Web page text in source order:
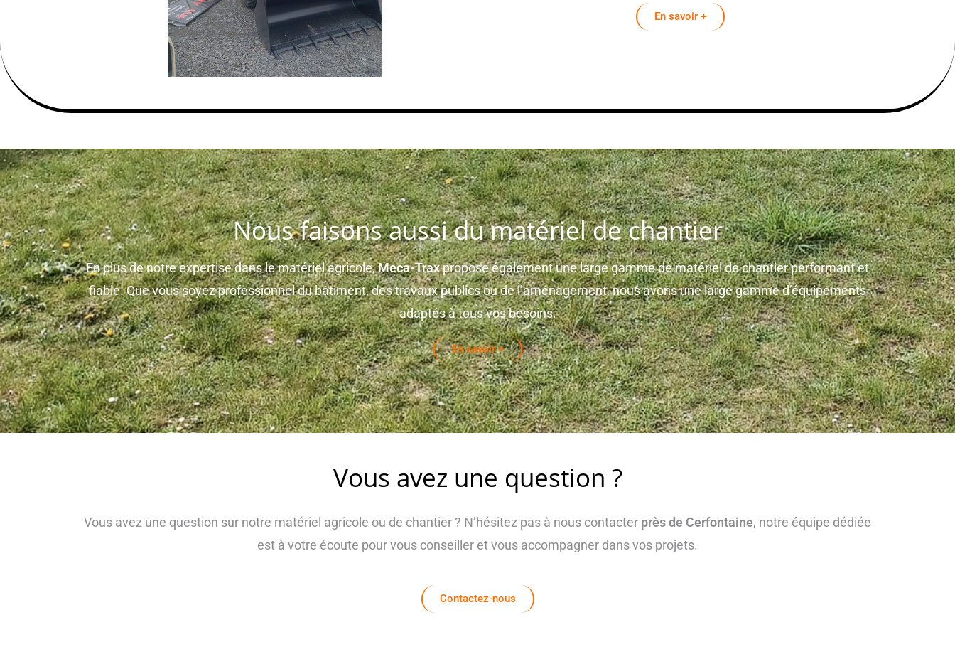
En savoir +
Nous faisons aussi du matériel de chantier
En plus de notre expertise dans le matériel agricole,Meca-Traxpropose également une large gamme de matériel de chantier performant et
fiable. Que vous soyez professionnel du bâtiment, des travaux publics ou de l’aménagement, nous avons une large gamme d’équipements
adaptés à tous vos besoins.
En savoir +
Vous avez une question ?
Vous avez une question sur notre matériel agricole ou de chantier ? N’hésitez pas à nous contacter près de Cerfontaine, notre équipe dédiée
est à votre écoute pour vous conseiller et vous accompagner dans vos projets.
Contactez-nous